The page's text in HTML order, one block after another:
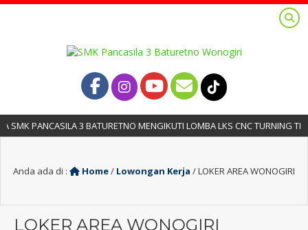
SMK PANCASILA 3 BATURETNO MENGIKUTI LOMBA LKS CNC TURNING
Anda ada di : Home/ Lowongan Kerja /LOKER AREA WONOGIRI
LOKER AREA WONOGIRI